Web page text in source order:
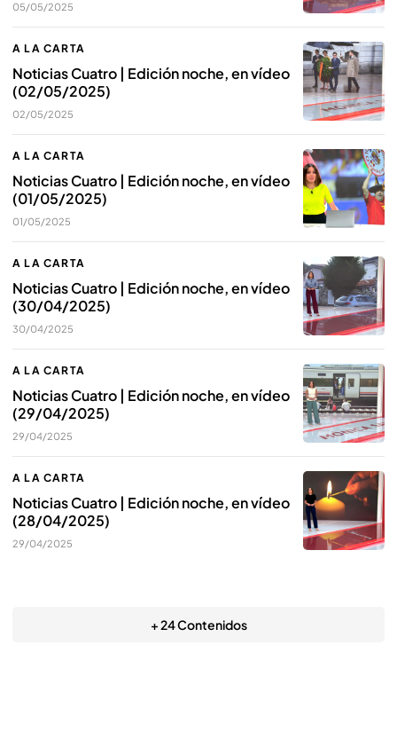
05/05/2025
A LA CARTA
Noticias Cuatro | Edición noche, en vídeo
(02/05/2025)
02/05/2025
A LA CARTA
Noticias Cuatro | Edición noche, en vídeo
(01/05/2025)
01/05/2025
A LA CARTA
Noticias Cuatro | Edición noche, en vídeo
(30/04/2025)
30/04/2025
A LA CARTA
Noticias Cuatro | Edición noche, en vídeo
(29/04/2025)
29/04/2025
A LA CARTA
Noticias Cuatro | Edición noche, en vídeo
(28/04/2025)
29/04/2025
+ 24 Contenidos